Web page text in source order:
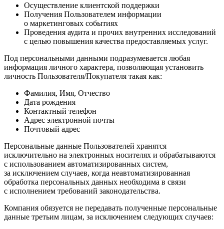
Осуществление клиентской поддержки
Получения Пользователем информации
о маркетинговых событиях
Проведения аудита и прочих внутренних исследований
с целью повышения качества предоставляемых услуг.
Под персональными данными подразумевается любая
информация личного характера, позволяющая установить
личность Пользователя/Покупателя такая как:
Фамилия, Имя, Отчество
Дата рождения
Контактный телефон
Адрес электронной почты
Почтовый адрес
Персональные данные Пользователей хранятся
исключительно на электронных носителях и обрабатываются
с использованием автоматизированных систем,
за исключением случаев, когда неавтоматизированная
обработка персональных данных необходима в связи
с исполнением требований законодательства.
Компания обязуется не передавать полученные персональные
данные третьим лицам, за исключением следующих случаев: